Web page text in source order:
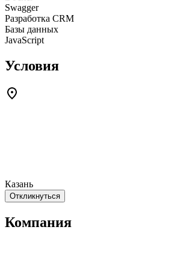
Swagger
Разработка CRM
Базы данных
JavaScript
Условия
Казань
Откликнуться
Компания